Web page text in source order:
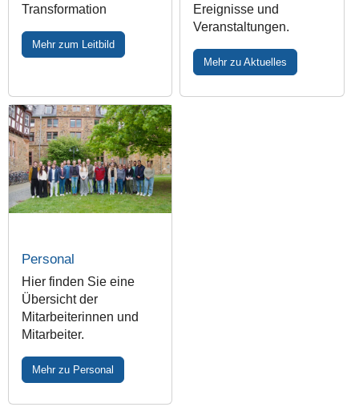
Transformation
Mehr zum Leitbild
Ereignisse und
Veranstaltungen.
Mehr zu Aktuelles
Personal
Hier finden Sie eine
Übersicht der
Mitarbeiterinnen und
Mitarbeiter.
Mehr zu Personal